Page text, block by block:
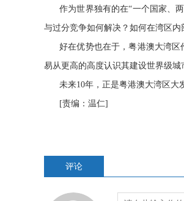
作为世界独有的在“一个国家、
与过分竞争如何解决？如何在湾区
好在优势也在于，粤港澳大湾
易从更高的高度认识其建设世界级城
未来10年，正是粤港澳大湾区大
[责编：温仁]
评论